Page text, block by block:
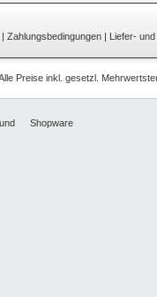
| Zahlungsbedingungen | Liefer-
Preise inkl. gesetzl.
Shopware